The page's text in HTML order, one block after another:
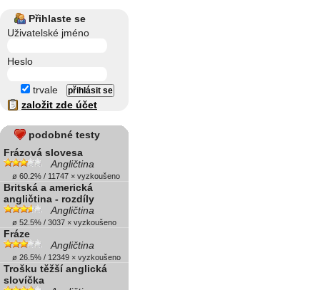
Přihlaste se
Uživatelské jméno
Heslo
trvale
založit zde účet
podobné testy
Frázová slovesa
Angličtina
ø 60.2% / 11747 × vyzkoušeno
Britská a americká
angličtina - rozdíly
Angličtina
ø 52.5% / 3037 × vyzkoušeno
Fráze
Angličtina
ø 26.5% / 12349 × vyzkoušeno
Trošku těžší anglická
slovíčka